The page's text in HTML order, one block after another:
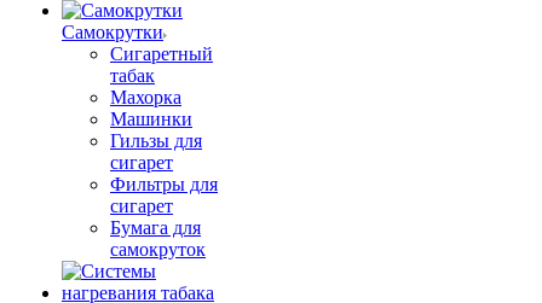
Самокрутки
Сигаретный
табак
Махорка
Машинки
Гильзы для
сигарет
Фильтры для
сигарет
Бумага для
самокруток